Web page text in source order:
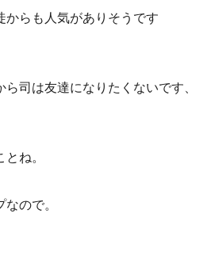
からも人気がありそうです
司は友達になりたくないです、
ね。
ので。